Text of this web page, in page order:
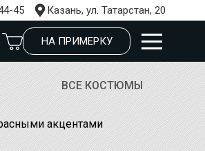
45 Казань, ул. Татарстан, 20
НА ПРИМЕРКУ
ВСЕ КОСТЮМЫ
акцентами